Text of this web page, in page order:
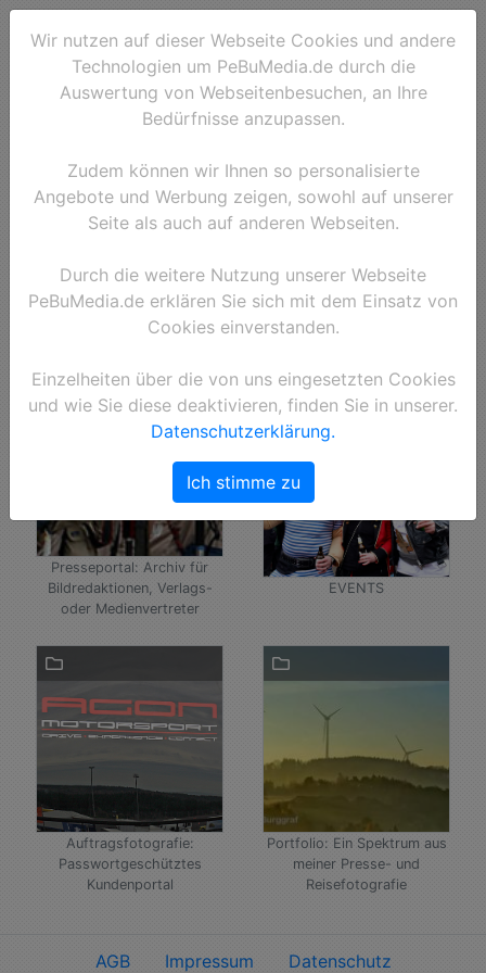
Bildergalerie für die
Kategorien:
Presseportal: Archiv für
Bildredaktionen, Verlags-
oder Medienvertreter
EVENTS
Auftragsfotografie:
Passwortgeschütztes
Kundenportal
Portfolio: Ein Spektrum aus
meiner Presse- und
Reisefotografie
Wir nutzen auf dieser Webseite Cookies und andere
Technologien um PeBuMedia.de durch die
Auswertung von Webseitenbesuchen, an Ihre
Bedürfnisse anzupassen.
Zudem können wir Ihnen so personalisierte
Angebote und Werbung zeigen, sowohl auf unserer
Seite als auch auf anderen Webseiten.
Durch die weitere Nutzung unserer Webseite
PeBuMedia.de erklären Sie sich mit dem Einsatz von
Cookies einverstanden.
Einzelheiten über die von uns eingesetzten Cookies
und wie Sie diese deaktivieren, finden Sie in unserer.
Datenschutzerklärung.
Ich stimme zu
AGB Impressum Datenschutz